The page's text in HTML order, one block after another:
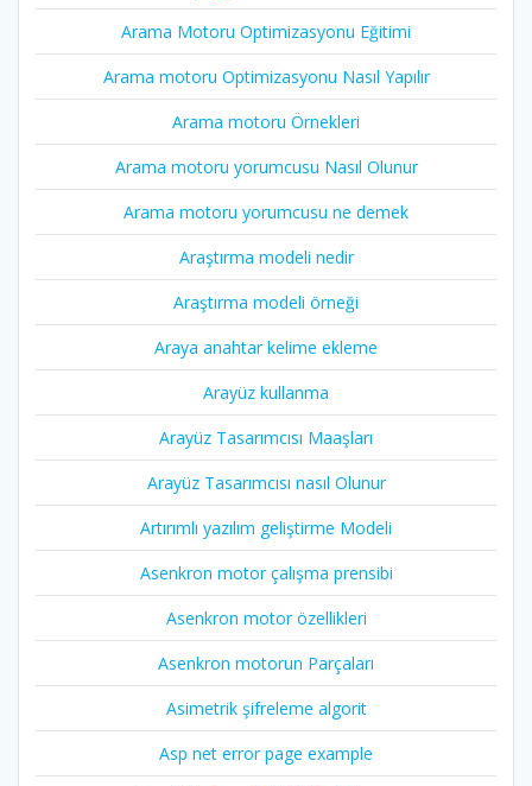
Arama Motoru Optimizasyonu Eğitimi
Arama motoru Optimizasyonu Nasıl Yapılır
Arama motoru Örnekleri
Arama motoru yorumcusu Nasıl Olunur
Arama motoru yorumcusu ne demek
Araştırma modeli nedir
Araştırma modeli örneği
Araya anahtar kelime ekleme
Arayüz kullanma
Arayüz Tasarımcısı Maaşları
Arayüz Tasarımcısı nasıl Olunur
Artırımlı yazılım geliştirme Modeli
Asenkron motor çalışma prensibi
Asenkron motor özellikleri
Asenkron motorun Parçaları
Asimetrik şifreleme algorit
Asp net error page example